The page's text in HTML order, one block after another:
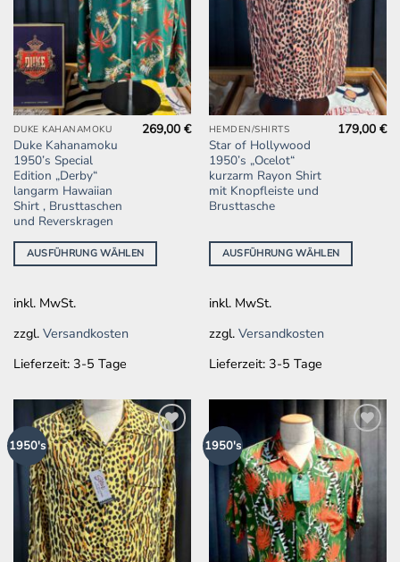
DUKE KAHANAMOKU
Duke Kahanamoku
1950’s Special
Edition „Derby“
langarm Hawaiian
Shirt , Brusttaschen
und Reverskragen
269,00€
AUSFÜHRUNG WÄHLEN
Dieses
Produkt
weist
mehrere
Varianten
auf.
Die
Optionen
auf
Produktseite
gewählt
inkl. MwSt.
zzgl. Versandkosten
Lieferzeit: 3-5 Tage
HEMDEN/SHIRTS
Star of Hollywood
1950’s „Ocelot“
kurzarm Rayon Shirt
mit Knopfleiste und
Brusttasche
179,00€
AUSFÜHRUNG WÄHLEN
Dieses
Produkt
weist
mehrere
Varianten
Die
Optionen
auf
Produktseite
gewählt
inkl. MwSt.
zzgl. Versandkosten
Lieferzeit: 3-5 Tage
1950's
Zur
Wunschliste
hinzufügen
1950's
Zur
Wunschliste
hinzufügen